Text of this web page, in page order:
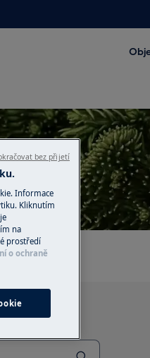
Informace
Kliknutím
na
prostředí
o ochraně
bez přijetí